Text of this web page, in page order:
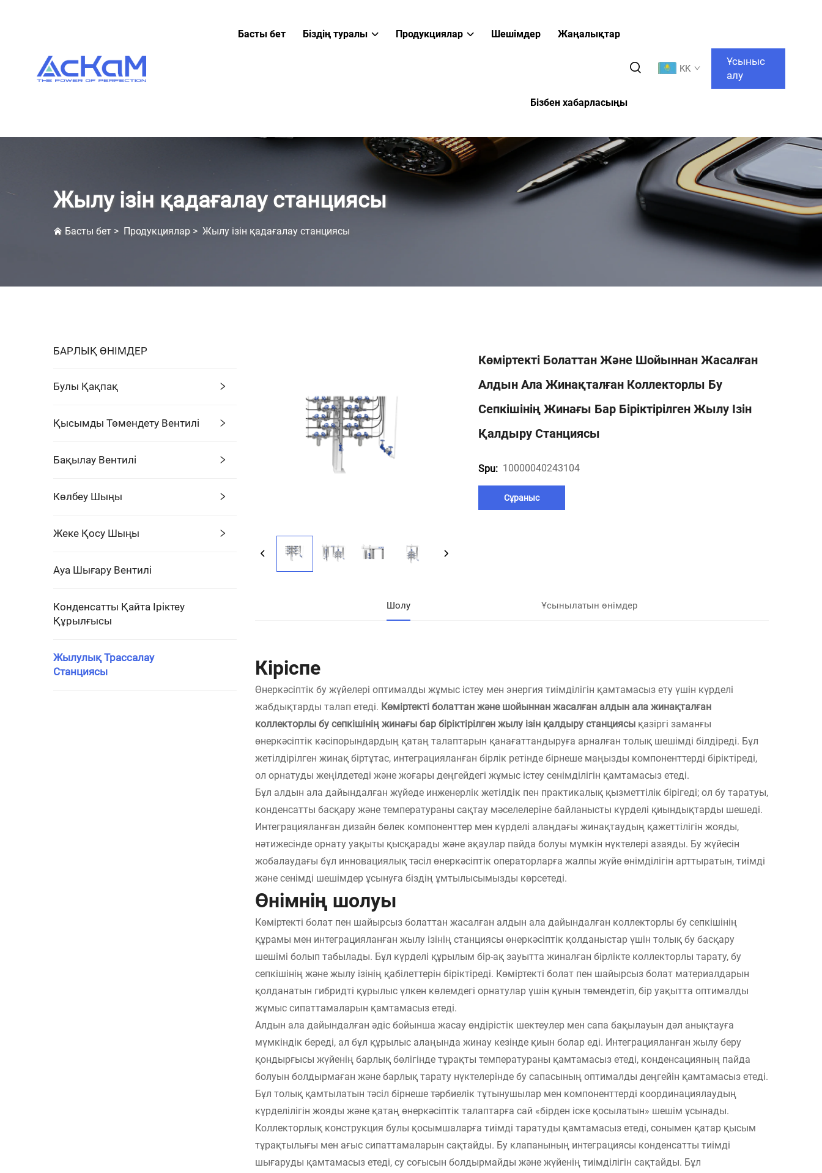
Басты бет Біздің туралы Продукциялар Шешімдер Жаңалықтар
Бізбен хабарласыңы
KK
Ұсыныс
алу
Жылу ізін қадағалау станциясы
Басты бет > Продукциялар > Жылу ізін қадағалау станциясы
БАРЛЫҚ ӨНІМДЕР
Булы Қақпақ
Қысымды Төмендету Вентилі
Бақылау Вентилі
Көлбеу Шыңы
Жеке Қосу Шыңы
Ауа Шығару Вентилі
Конденсатты Қайта Іріктеу
Құрылғысы
Жылулық Трассалау
Станциясы
Көміртекті Болаттан Және Шойыннан Жасалған
Алдын Ала Жинақталған Коллекторлы Бу
Сепкішінің Жинағы Бар Біріктірілген Жылу Ізін
Қалдыру Станциясы
Spu: 10000040243104
Сұраныс
Шолу Ұсынылатын өнімдер
Кіріспе
Өнеркәсіптік бу жүйелері оптималды жұмыс істеу мен энергия тиімділігін қамтамасыз ету үшін күрделі
жабдықтарды талап етеді. Көміртекті болаттан және шойыннан жасалған алдын ала жинақталған
коллекторлы бу сепкішінің жинағы бар біріктірілген жылу ізін қалдыру станциясы қазіргі заманғы
өнеркәсіптік кәсіпорындардың қатаң талаптарын қанағаттандыруға арналған толық шешімді білдіреді. Бұл
жетілдірілген жинақ біртұтас, интеграцияланған бірлік ретінде бірнеше маңызды компоненттерді біріктіреді,
ол орнатуды жеңілдетеді және жоғары деңгейдегі жұмыс істеу сенімділігін қамтамасыз етеді.
Бұл алдын ала дайындалған жүйеде инженерлік жетілдік пен практикалық қызметтілік бірігеді; ол бу таратуы,
конденсатты басқару және температураны сақтау мәселелеріне байланысты күрделі қиындықтарды шешеді.
Интеграцияланған дизайн бөлек компоненттер мен күрделі алаңдағы жинақтаудың қажеттілігін жояды,
нәтижесінде орнату уақыты қысқарады және ақаулар пайда болуы мүмкін нүктелері азаяды. Бу жүйесін
жобалаудағы бұл инновациялық тәсіл өнеркәсіптік операторларға жалпы жүйе өнімділігін арттыратын, тиімді
және сенімді шешімдер ұсынуға біздің ұмтылысымызды көрсетеді.
Өнімнің шолуы
Көміртекті болат пен шайырсыз болаттан жасалған алдын ала дайындалған коллекторлы бу сепкішінің
құрамы мен интеграцияланған жылу ізінің станциясы өнеркәсіптік қолданыстар үшін толық бу басқару
шешімі болып табылады. Бұл күрделі құрылым бір-ақ зауытта жиналған бірлікте коллекторлы тарату, бу
сепкішінің және жылу ізінің қабілеттерін біріктіреді. Көміртекті болат пен шайырсыз болат материалдарын
қолданатын гибридті құрылыс үлкен көлемдегі орнатулар үшін құнын төмендетіп, бір уақытта оптималды
жұмыс сипаттамаларын қамтамасыз етеді.
Алдын ала дайындалған әдіс бойынша жасау өндірістік шектеулер мен сапа бақылауын дәл анықтауға
мүмкіндік береді, ал бұл құрылыс алаңында жинау кезінде қиын болар еді. Интеграцияланған жылу беру
қондырғысы жүйенің барлық бөлігінде тұрақты температураны қамтамасыз етеді, конденсацияның пайда
болуын болдырмаған және барлық тарату нүктелерінде бу сапасының оптималды деңгейін қамтамасыз етеді.
Бұл толық қамтылатын тәсіл бірнеше тәрбиелік тұтынушылар мен компоненттерді координациялаудың
күрделілігін жояды және қатаң өнеркәсіптік талаптарға сай «бірден іске қосылатын» шешім ұсынады.
Коллекторлық конструкция булы қосымшаларға тиімді таратуды қамтамасыз етеді, сонымен қатар қысым
тұрақтылығы мен ағыс сипаттамаларын сақтайды. Бу клапанының интеграциясы конденсатты тиімді
шығаруды қамтамасыз етеді, су соғысын болдырмайды және жүйенің тиімділігін сақтайды. Бұл